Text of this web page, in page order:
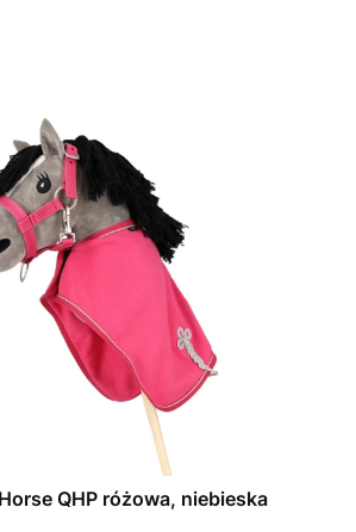
QHP różowa, niebieska